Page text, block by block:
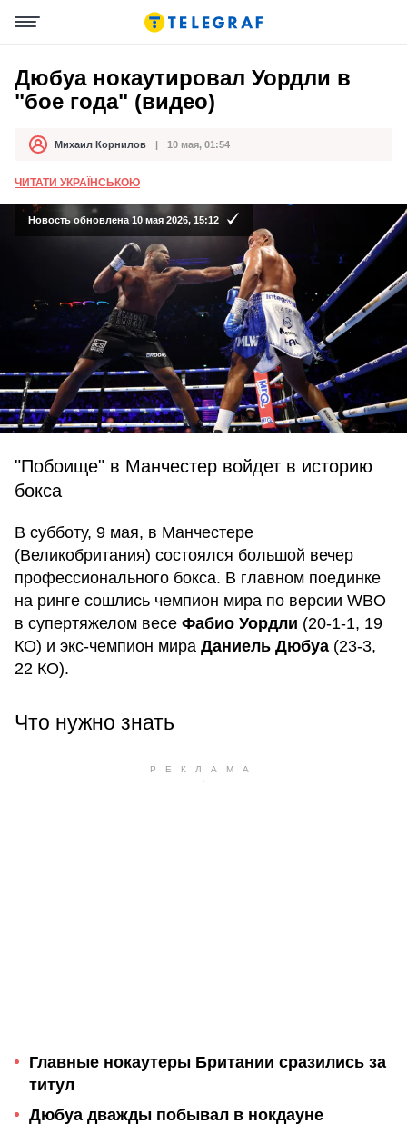
Дюбуа нокаутировал Уордли в
"бое года" (видео)
АвторМихаил Корнилов
Дата публикации 10 мая, 01:54
ЧИТАТИ УКРАЇНСЬКОЮ
Новость обновлена 10 мая 2026, 15:12
"Побоище" в Манчестер войдет в историю
бокса
В субботу, 9 мая, в Манчестере
(Великобритания) состоялся большой вечер
профессионального бокса. В главном поединке
на ринге сошлись чемпион мира по версии WBO
в супертяжелом весе Фабио Уордли (20-1-1, 19
КО) и экс-чемпион мира Даниель Дюбуа (23-3,
22 КО).
Что нужно знать
Главные нокаутеры Британии сразились за
титул
Дюбуа дважды побывал в нокдауне